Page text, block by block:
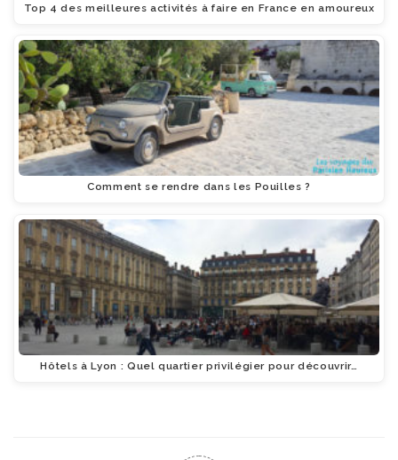
Top 4 des meilleures activités à faire en France en amoureux
Comment se rendre dans les Pouilles ?
Hôtels à Lyon : Quel quartier privilégier pour découvrir…